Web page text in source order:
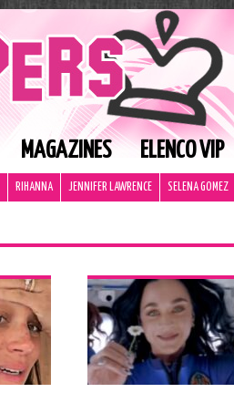
MAGAZINES ELENCO VIP
RIHANNA JENNIFER LAWRENCE SELENA GOMEZ